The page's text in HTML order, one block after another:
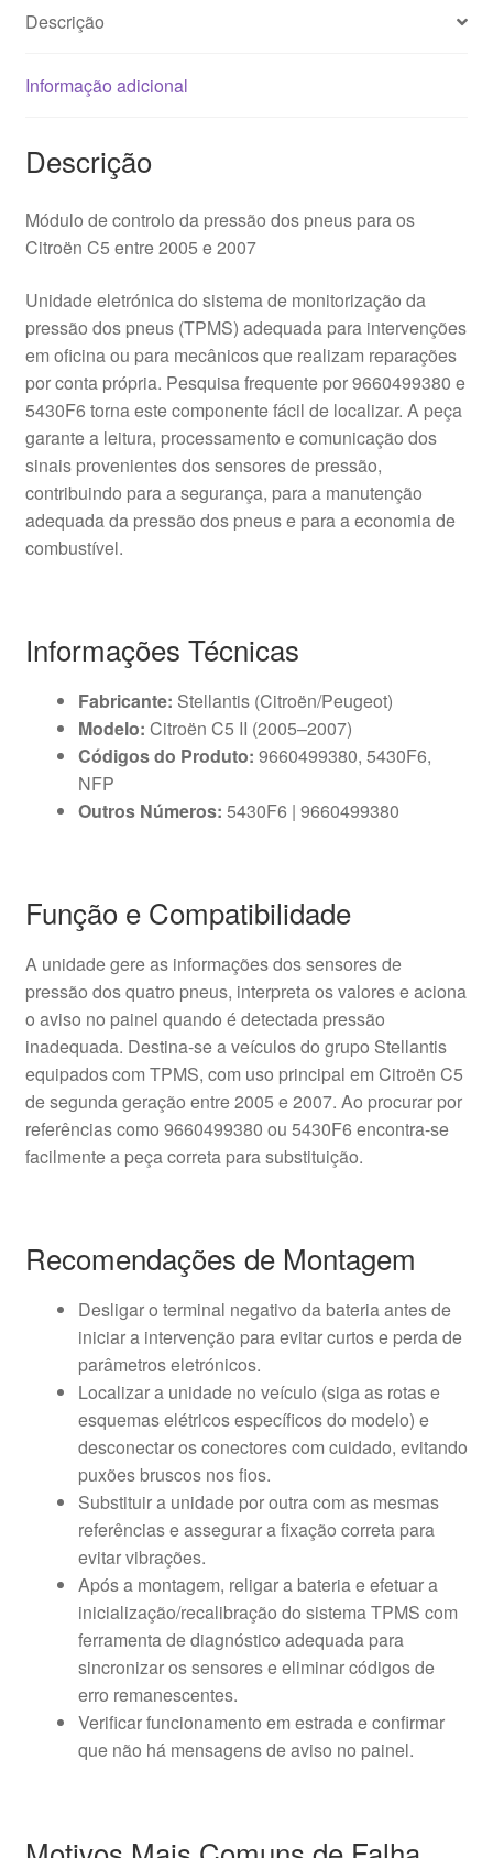
9660499380
Descrição
Informação adicional
Descrição
Módulo de controlo da pressão dos pneus para os
Citroën C5 entre 2005 e 2007
Unidade eletrónica do sistema de monitorização da
pressão dos pneus (TPMS) adequada para intervenções
em oficina ou para mecânicos que realizam reparações
por conta própria. Pesquisa frequente por 9660499380 e
5430F6 torna este componente fácil de localizar. A peça
garante a leitura, processamento e comunicação dos
sinais provenientes dos sensores de pressão,
contribuindo para a segurança, para a manutenção
adequada da pressão dos pneus e para a economia de
combustível.
Informações Técnicas
Fabricante: Stellantis (Citroën/Peugeot)
Modelo: Citroën C5 II (2005–2007)
Códigos do Produto: 9660499380, 5430F6,
NFP
Outros Números: 5430F6 | 9660499380
Função e Compatibilidade
A unidade gere as informações dos sensores de
pressão dos quatro pneus, interpreta os valores e aciona
o aviso no painel quando é detectada pressão
inadequada. Destina-se a veículos do grupo Stellantis
equipados com TPMS, com uso principal em Citroën C5
de segunda geração entre 2005 e 2007. Ao procurar por
referências como 9660499380 ou 5430F6 encontra-se
facilmente a peça correta para substituição.
Recomendações de Montagem
Desligar o terminal negativo da bateria antes de
iniciar a intervenção para evitar curtos e perda de
parâmetros eletrónicos.
Localizar a unidade no veículo (siga as rotas e
esquemas elétricos específicos do modelo) e
desconectar os conectores com cuidado, evitando
puxões bruscos nos fios.
Substituir a unidade por outra com as mesmas
referências e assegurar a fixação correta para
evitar vibrações.
Após a montagem, religar a bateria e efetuar a
inicialização/recalibração do sistema TPMS com
ferramenta de diagnóstico adequada para
sincronizar os sensores e eliminar códigos de
erro remanescentes.
Verificar funcionamento em estrada e confirmar
que não há mensagens de aviso no painel.